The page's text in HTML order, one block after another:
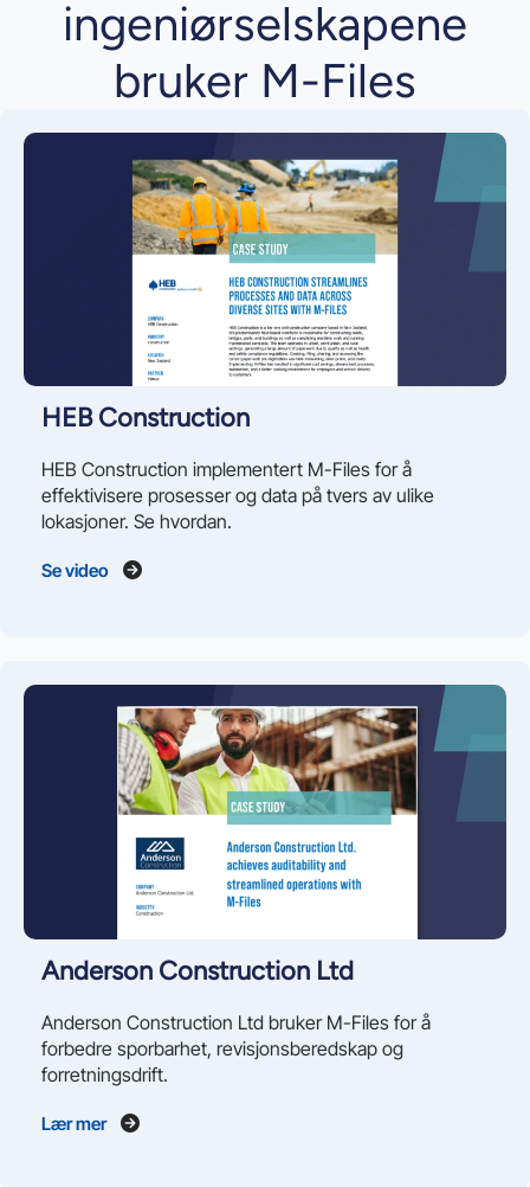
ingeniørselskapene
bruker M-Files
HEB Construction
HEB Construction implementert M-Files for å
effektivisere prosesser og data på tvers av ulike
Se video
Anderson Construction Ltd
Anderson Construction Ltd bruker M-Files for å
forbedre sporbarhet, revisjonsberedskap og
forretningsdrift.
Lær mer